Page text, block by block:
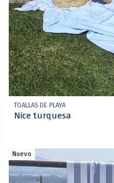
TOALLAS DE PLAYA
Nice turquesa
Nuevo